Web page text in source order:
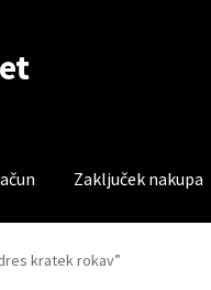
Zaključek nakupa
Trgovina Zaključek nakupa
kratek rokav”